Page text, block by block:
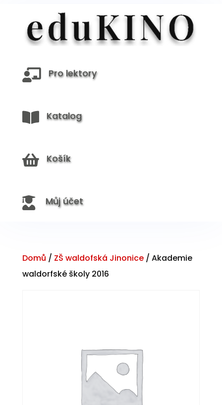
 Pro lektory
 Katalog
 Košík
 Můj účet
Domů / ZŠ waldofská Jinonice/ Akademie
waldorfské školy 2016